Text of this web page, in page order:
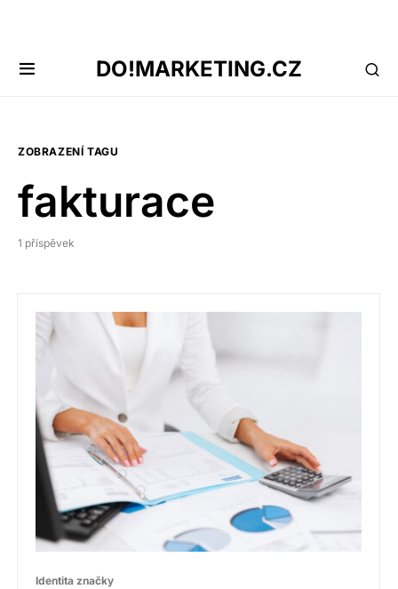
DO!MARKETING.CZ
ZOBRAZENÍ TAGU
fakturace
1 příspěvek
Identita značky